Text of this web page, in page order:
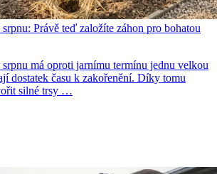
Právě teď založíte záhon pro bohatou
má oproti jarnímu termínu jednu velkou
dostatek času k zakořenění. Díky tomu
silné trsy …